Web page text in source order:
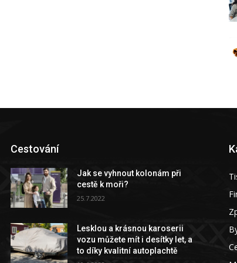
Cestování
Jak se vyhnout kolonám při
cestě k moři?
25.7.2022
Lesklou a krásnou karoserii
vozu můžete mít i desítky let, a
to díky kvalitní autoplachtě